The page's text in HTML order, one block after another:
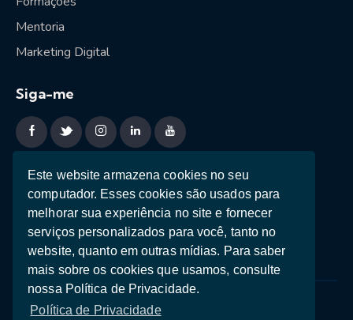
Este website armazena cookies no seu
computador. Esses cookies são usados ​​para
melhorar sua experiência no site e fornecer
serviços personalizados para você, tanto no
website, quanto em outras mídias. Para saber
mais sobre os cookies que usamos, consulte
nossa Política de Privacidade.
Política de Privacidade
Mentoria
Marketing Digital
Siga-me
Sessão estratégica
Ebooks
Teste de Personalidade
Política de Privacidade